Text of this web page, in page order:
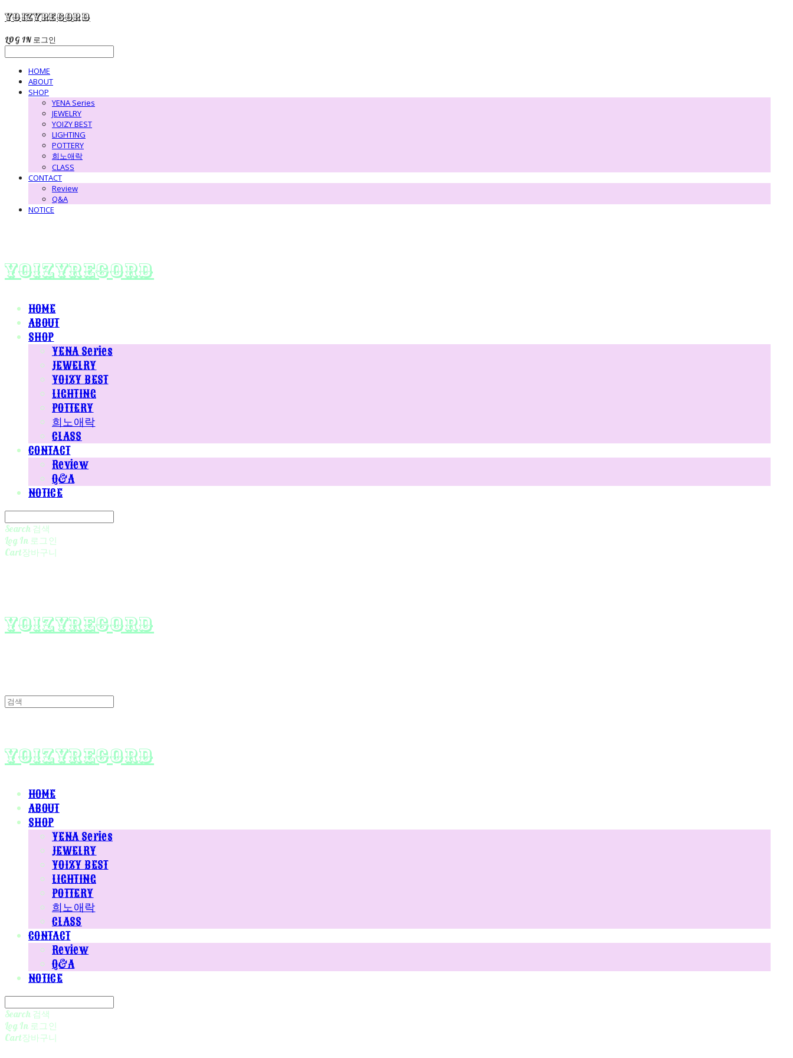
yoizyrecord
LOG IN 로그인
HOME
ABOUT
SHOP
YENA Series
JEWELRY
YOIZY BEST
LIGHTING
POTTERY
희노애락
CLASS
CONTACT
Review
Q&A
NOTICE
yoizyrecord
HOME
ABOUT
SHOP
YENA Series
JEWELRY
YOIZY BEST
LIGHTING
POTTERY
희노애락
CLASS
CONTACT
Review
Q&A
NOTICE
Search 검색
Log In 로그인
Cart장바구니
yoizyrecord
yoizyrecord
HOME
ABOUT
SHOP
YENA Series
JEWELRY
YOIZY BEST
LIGHTING
POTTERY
희노애락
CLASS
CONTACT
Review
Q&A
NOTICE
Search 검색
Log In 로그인
Cart장바구니